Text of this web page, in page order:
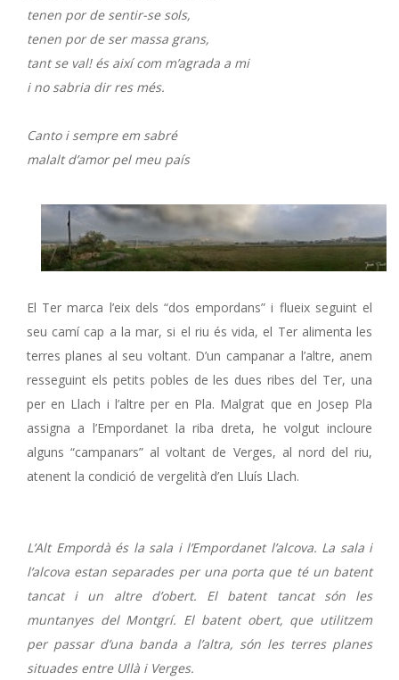
tenen por de sentir-se sols,
tenen por de ser massa grans,
tant se val! és així com m’agrada a mi
i no sabria dir res més.
Canto i sempre em sabré
malalt d’amor pel meu país
El Ter marca l’eix dels “dos empordans” i flueix seguint el
seu camí cap a la mar, si el riu és vida, el Ter alimenta les
terres planes al seu voltant. D’un campanar a l’altre, anem
resseguint els petits pobles de les dues ribes del Ter, una
per en Llach i l’altre per en Pla. Malgrat que en Josep Pla
assigna a l’Empordanet la riba dreta, he volgut incloure
alguns “campanars” al voltant de Verges, al nord del riu,
atenent la condició de vergelità d’en Lluís Llach.
L’Alt Empordà és la sala i l’Empordanet l’alcova. La sala i
l’alcova estan separades per una porta que té un batent
tancat i un altre d’obert. El batent tancat són les
muntanyes del Montgrí. El batent obert, que utilitzem
per passar d’una banda a l’altra, són les terres planes
situades entre Ullà i Verges.